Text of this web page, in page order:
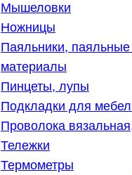
Мышеловки
Ножницы
Паяльники,
материалы
Пинцеты, лупы
Подкладки для
Проволока
Тележки
Термометры